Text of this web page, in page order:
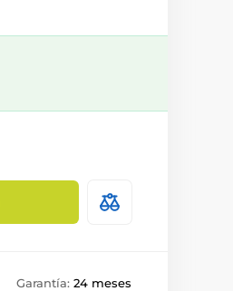
Garantía: 24 meses